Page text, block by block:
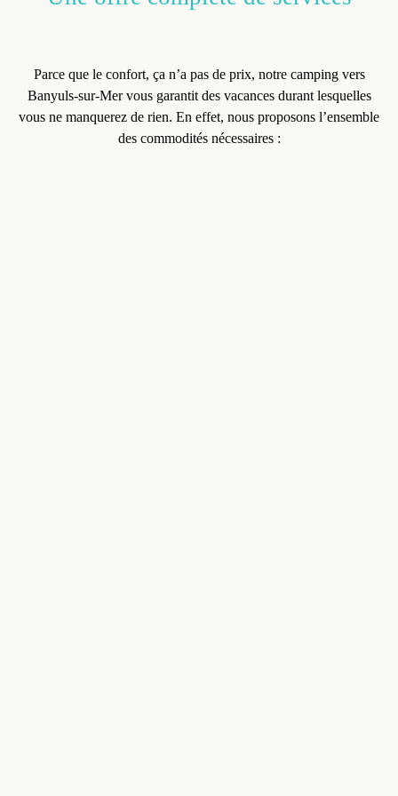
Parce que le confort, ça n’a pas de prix, notre camping vers
Banyuls-sur-Mervous garantit des vacances durant lesquelles
vous ne manquerez de rien. En effet, nous proposons l’ensemble
des commodités nécessaires :